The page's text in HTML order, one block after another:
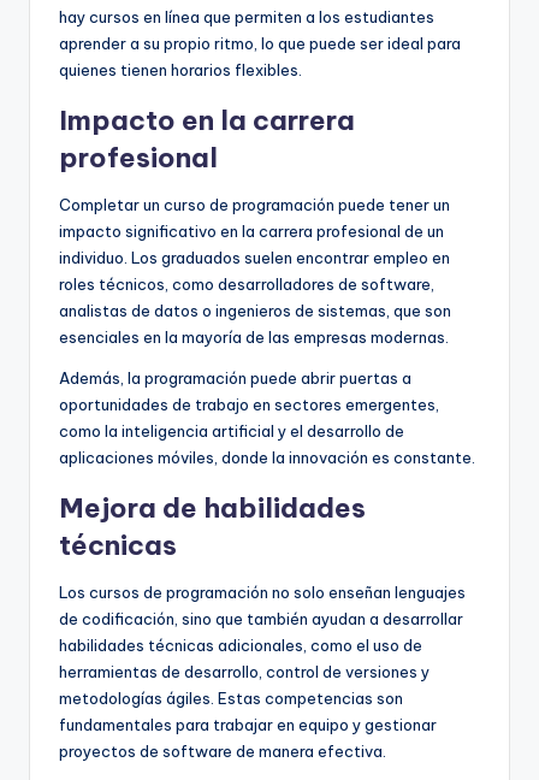
hay cursos en línea que permiten a los estudiantes
aprender a su propio ritmo, lo que puede ser ideal para
quienes tienen horarios flexibles.
Impacto en la carrera
profesional
Completar un curso de programación puede tener un
impacto significativo en la carrera profesional de un
individuo. Los graduados suelen encontrar empleo en
roles técnicos, como desarrolladores de software,
analistas de datos o ingenieros de sistemas, que son
esenciales en la mayoría de las empresas modernas.
Además, la programación puede abrir puertas a
oportunidades de trabajo en sectores emergentes,
como la inteligencia artificial y el desarrollo de
aplicaciones móviles, donde la innovación es constante.
Mejora de habilidades
técnicas
Los cursos de programación no solo enseñan lenguajes
de codificación, sino que también ayudan a desarrollar
habilidades técnicas adicionales, como el uso de
herramientas de desarrollo, control de versiones y
metodologías ágiles. Estas competencias son
fundamentales para trabajar en equipo y gestionar
proyectos de software de manera efectiva.